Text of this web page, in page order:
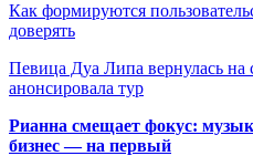
Как формируются
доверять
Певица Дуа Липа вернулась на
анонсировала тур
Рианна смещает фокус:
бизнес — на первый